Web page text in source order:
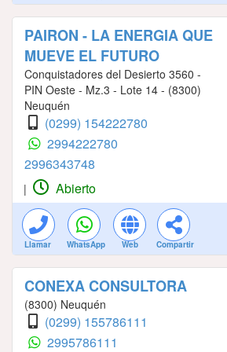
PAIRON - LA ENERGIA QUE
MUEVE EL FUTURO
Conquistadores del Desierto 3560 -
PIN Oeste - Mz.3 - Lote 14 - (8300)
Neuquén
(0299) 154222780
2994222780
2996343748
| Abierto
Llamar WhatsApp Web Compartir
CONEXA CONSULTORA
(8300) Neuquén
(0299) 155786111
2995786111